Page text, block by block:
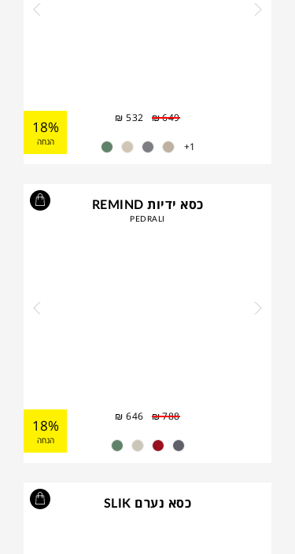
₪649
₪ 532
18%
הנחה 1+
כסא ידיות REMIND
PEDRALI
₪788
₪ 646
18%
הנחה
כסא נערם SLIK